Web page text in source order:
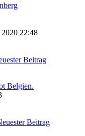
22:48
Beitrag
Belgien.
Beitrag